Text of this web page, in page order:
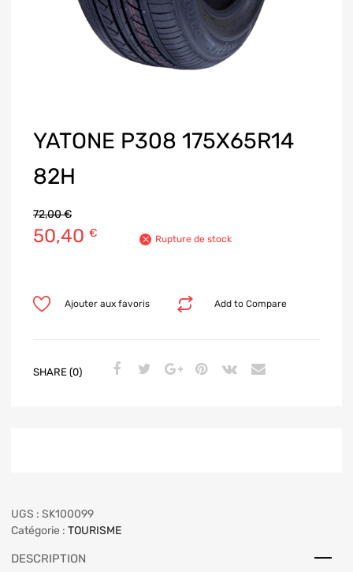
YATONE P308 175X65R14
82H
72,00€
50,40 € Rupture de stock
Add to Compare
Ajouter aux favoris
SHARE (0)
UGS : SK100099
Catégorie : TOURISME
DESCRIPTION